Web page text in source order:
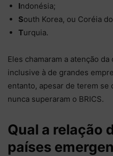
Indonésia;
South Korea, ou Coréia
Turquia.
Eles chamaram a atenção
inclusive à de grandes
entanto, apesar de terem se
nunca superaram o BRICS.
Qual a relação
países